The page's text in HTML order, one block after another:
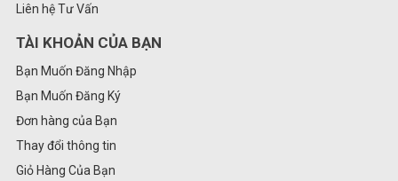
Liên hệ Tư Vấn
TÀI KHOẢN CỦA BẠN
Bạn Muốn Đăng Nhập
Bạn Muốn Đăng Ký
Đơn hàng của Bạn
Thay đổi thông tin
Giỏ Hàng Của Bạn